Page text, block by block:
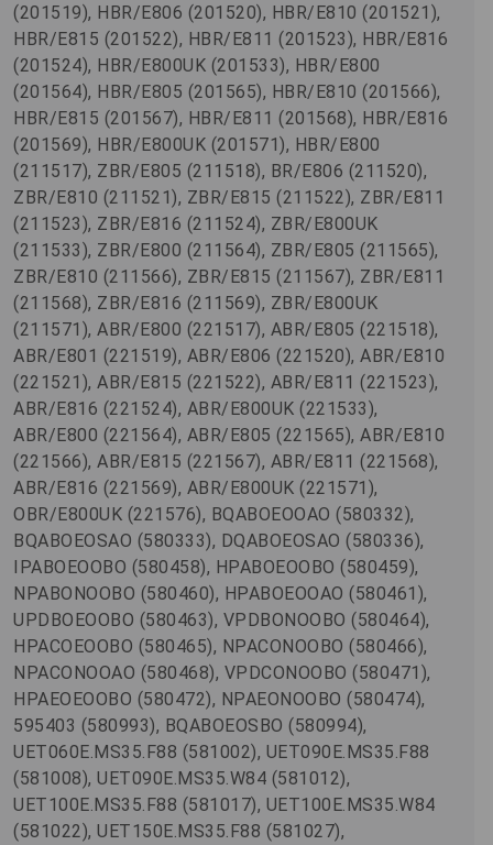
(201519), HBR/E806 (201520), HBR/E810 (201521),
HBR/E815 (201522), HBR/E811 (201523), HBR/E816
(201524), HBR/E800UK (201533), HBR/E800
(201564), HBR/E805 (201565), HBR/E810 (201566),
HBR/E815 (201567), HBR/E811 (201568), HBR/E816
(201569), HBR/E800UK (201571), HBR/E800
(211517), ZBR/E805 (211518), BR/E806 (211520),
ZBR/E810 (211521), ZBR/E815 (211522), ZBR/E811
(211523), ZBR/E816 (211524), ZBR/E800UK
(211533), ZBR/E800 (211564), ZBR/E805 (211565),
ZBR/E810 (211566), ZBR/E815 (211567), ZBR/E811
(211568), ZBR/E816 (211569), ZBR/E800UK
(211571), ABR/E800 (221517), ABR/E805 (221518),
ABR/E801 (221519), ABR/E806 (221520), ABR/E810
(221521), ABR/E815 (221522), ABR/E811 (221523),
ABR/E816 (221524), ABR/E800UK (221533),
ABR/E800 (221564), ABR/E805 (221565), ABR/E810
(221566), ABR/E815 (221567), ABR/E811 (221568),
ABR/E816 (221569), ABR/E800UK (221571),
OBR/E800UK (221576), BQABOEOOAO (580332),
BQABOEOSAO (580333), DQABOEOSAO (580336),
IPABOEOOBO (580458), HPABOEOOBO (580459),
NPABONOOBO (580460), HPABOEOOAO (580461),
UPDBOEOOBO (580463), VPDBONOOBO (580464),
HPACOEOOBO (580465), NPACONOOBO (580466),
NPACONOOAO (580468), VPDCONOOBO (580471),
HPAEOEOOBO (580472), NPAEONOOBO (580474),
595403 (580993), BQABOEOSBO (580994),
UET060E.MS35.F88 (581002), UET090E.MS35.F88
(581008), UET090E.MS35.W84 (581012),
UET100E.MS35.F88 (581017), UET100E.MS35.W84
(581022), UET150E.MS35.F88 (581027),